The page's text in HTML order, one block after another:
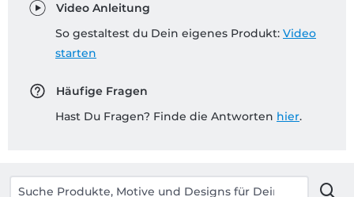
Video Anleitung
So gestaltest du Dein eigenes Produkt: Video
starten
Häufige Fragen
Hast Du Fragen? Finde die Antworten hier.